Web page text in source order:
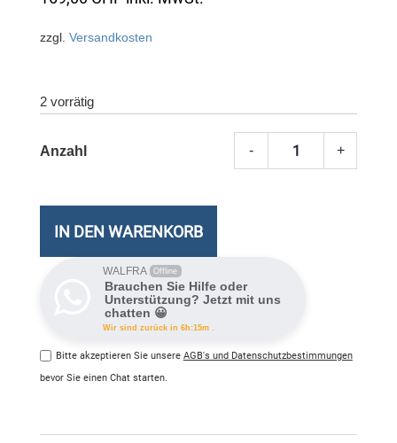
zzgl. Versandkosten
2 vorrätig
- +
IN DEN WARENKORB
WALFRA Offline
Brauchen Sie Hilfe oder
Unterstützung? Jetzt mit uns
chatten 😀
Wir sind zurück in 6h:15m .
Bitte akzeptieren Sie unsere AGB's und Datenschutzbestimmungen
bevor Sie einen Chat starten.